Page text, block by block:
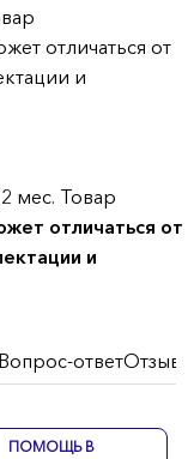
отличаться от
и
мес. Товар
отличаться от
и
Вопрос-ответОтзывы
ПОМОЩЬ В